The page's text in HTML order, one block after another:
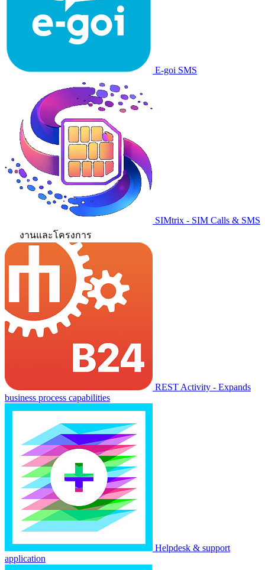
E-goi SMS
SIMtrix - SIM Calls & SMS
งานและโครงการ
REST Activity - Expands
business process capabilities
Helpdesk & support
application